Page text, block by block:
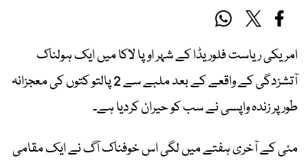
امریکی ریاست فلوریڈا کے شہر اوپا لاکا میں ایک ہولناک
آتشزدگی کے واقعے کے بعد ملبے سے2پالتو کتوں کی معجزانہ
طور پر زندہ واپسی نے سب کو حیران کردیا ہے۔
مئی کے آخری ہفتے میں لگی اس خوفناک آگ نے ایک مقامی